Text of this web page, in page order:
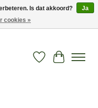
Verlanglijst
Is dat akkoord?
Ja
cookies »